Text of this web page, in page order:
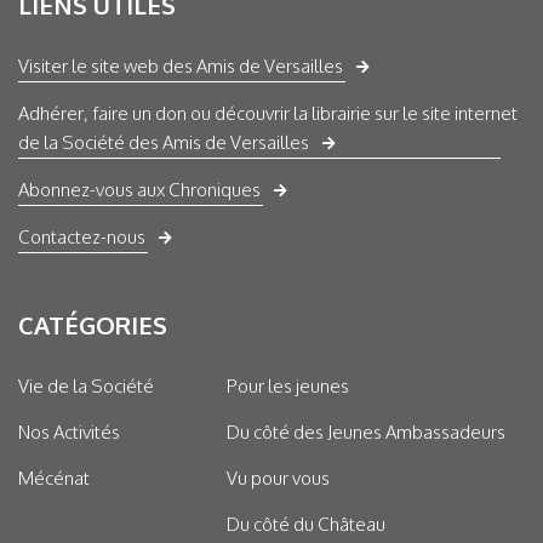
Visiter le site web des Amis de Versailles
Adhérer, faire un don ou découvrir la librairie sur le site internet
de la Société des Amis de Versailles
Abonnez-vous aux Chroniques
Contactez-nous
CATÉGORIES
Vie de la Société
Nos Activités
Mécénat
Pour les jeunes
Du côté des Jeunes Ambassadeurs
Vu pour vous
Du côté du Château